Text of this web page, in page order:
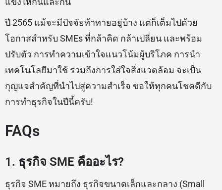
ปี 2565 แม้จะมีปัจจัยท้าทายอยู่บ้าง แต่ก็เต็มไปด้วย
โอกาสสำหรับ SMEs ที่กล้าคิด กล้าเปลี่ยน และพร้อม
ปรับตัว การทำความเข้าใจแนวโน้มผู้บริโภค การนำ
เทคโนโลยีมาใช้ รวมถึงการใส่ใจสิ่งแวดล้อม จะเป็น
กุญแจสำคัญที่นำไปสู่ความสำเร็จ ขอให้ทุกคนโชคดีกับ
การทำธุรกิจในปีนี้ครับ!
FAQs
1. ธุรกิจ SME คืออะไร?
ธุรกิจ SME หมายถึง ธุรกิจขนาดเล็กและกลาง (Small